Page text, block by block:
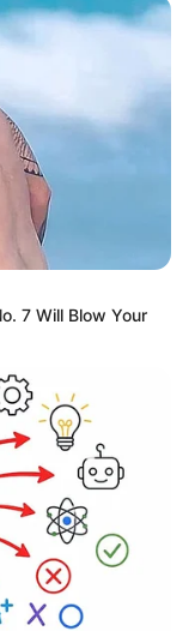
7 Will Blow Your